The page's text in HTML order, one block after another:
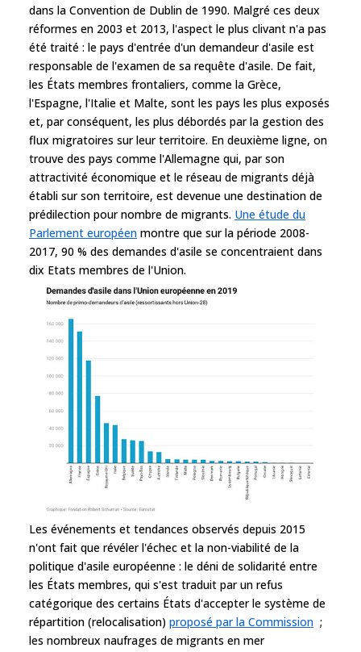
dans la Convention de Dublin de 1990. Malgré ces deux
réformes en 2003 et 2013, l'aspect le plus clivant n'a pas
été traité : le pays d'entrée d'un demandeur d'asile est
responsable de l'examen de sa requête d'asile. De fait,
les États membres frontaliers, comme la Grèce,
l'Espagne, l'Italie et Malte, sont les pays les plus exposés
et, par conséquent, les plus débordés par la gestion des
flux migratoires sur leur territoire. En deuxième ligne, on
trouve des pays comme l'Allemagne qui, par son
attractivité économique et le réseau de migrants déjà
établi sur son territoire, est devenue une destination de
prédilection pour nombre de migrants. Une étude du
Parlement européen montre que sur la période 2008-
2017, 90 % des demandes d'asile se concentraient dans
dix Etats membres de l'Union.
Les événements et tendances observés depuis 2015
n'ont fait que révéler l'échec et la non-viabilité de la
politique d'asile européenne : le déni de solidarité entre
les États membres, qui s'est traduit par un refus
catégorique des certains États d'accepter le système de
répartition (relocalisation) proposé par la Commission ;
les nombreux naufrages de migrants en mer